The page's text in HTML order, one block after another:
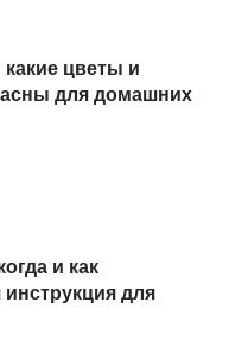
цветы и
для домашних
и как
для